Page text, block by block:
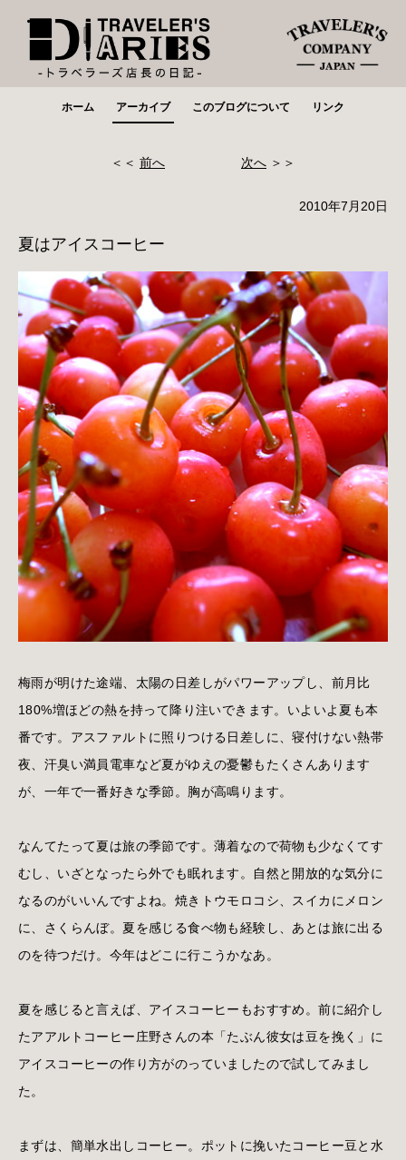
ホーム アーカイブ このブログについて リンク
＜＜ 前へ 次へ ＞＞
2010年7月20日
夏はアイスコーヒー
梅雨が明けた途端、太陽の日差しがパワーアップし、前月比
180%増ほどの熱を持って降り注いできます。いよいよ夏も本
番です。アスファルトに照りつける日差しに、寝付けない熱帯
夜、汗臭い満員電車など夏がゆえの憂鬱もたくさんあります
が、一年で一番好きな季節。胸が高鳴ります。
なんてたって夏は旅の季節です。薄着なので荷物も少なくてす
むし、いざとなったら外でも眠れます。自然と開放的な気分に
なるのがいいんですよね。焼きトウモロコシ、スイカにメロン
に、さくらんぼ。夏を感じる食べ物も経験し、あとは旅に出る
のを待つだけ。今年はどこに行こうかなあ。
夏を感じると言えば、アイスコーヒーもおすすめ。前に紹介し
たアアルトコーヒー庄野さんの本「たぶん彼女は豆を挽く」に
アイスコーヒーの作り方がのっていましたので試してみまし
た。
まずは、簡単水出しコーヒー。ポットに挽いたコーヒー豆と水